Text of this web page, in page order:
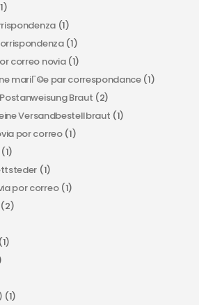
(1)
(1)
correo novia(1)
mariГ©e par correspondance(1)
Braut (2)
Versandbestellbraut (1)
por correo(1)
(1)
por correo(1)
(1)